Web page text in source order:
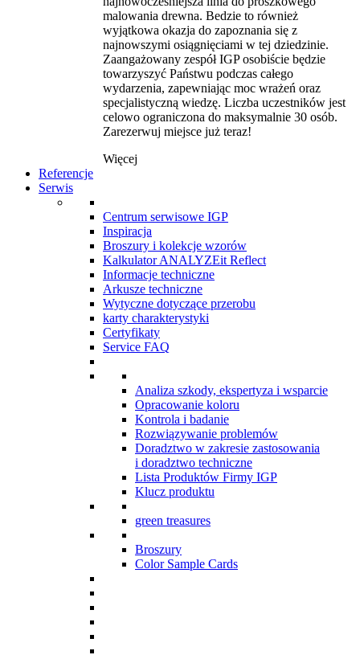
malowania drewna. Bedzie to również
wyjątkowa okazja do zapoznania się z
najnowszymi osiągnięciami w tej dziedzinie.
Zaangażowany zespół IGP osobiście będzie
towarzyszyć Państwu podczas całego
wydarzenia, zapewniając moc wrażeń oraz
specjalistyczną wiedzę. Liczba uczestników jest
celowo ograniczona do maksymalnie 30 osób.
Zarezerwuj miejsce już teraz!
Więcej
Referencje
Serwis
Centrum serwisowe IGP
Inspiracja
Broszury i kolekcje wzorów
Kalkulator ANALYZEit Reflect
Informacje techniczne
Arkusze techniczne
Wytyczne dotyczące przerobu
karty charakterystyki
Certyfikaty
Service FAQ
Analiza szkody, ekspertyza i wsparcie
Opracowanie koloru
Kontrola i badanie
Rozwiązywanie problemów
Doradztwo w zakresie zastosowania
i doradztwo techniczne
Lista Produktów Firmy IGP
Klucz produktu
green treasures
Broszury
Color Sample Cards